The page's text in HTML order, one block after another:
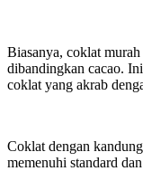
Biasanya, coklat
dibandingkan cacao.
coklat yang akrab
Coklat dengan
memenuhi standard